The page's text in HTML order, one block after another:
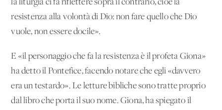
la liturgia ci fa riflettere sopra il contrario, cioè la
resistenza alla volontà di Dio: non fare quello che Dio
vuole, non essere docile».
E «il personaggio che fa la resistenza è il profeta Giona»
ha detto il Pontefice, facendo notare che egli «davvero
era un testardo». Le letture bibliche sono tratte proprio
dal libro che porta il suo nome. Giona, ha spiegato il